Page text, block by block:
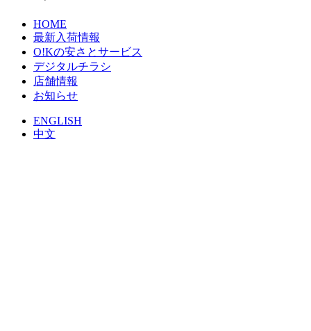
HOME
最新入荷情報
O!Kの安さとサービス
デジタルチラシ
店舗情報
お知らせ
ENGLISH
中文